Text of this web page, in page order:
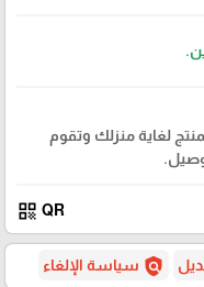
لغاية منزلك وتقوم
QR
qr_code
policy سياسة الإلغاء